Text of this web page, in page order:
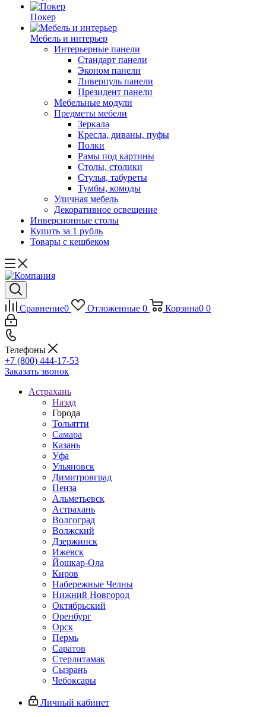
Покер
Мебель и интерьер
Интерьерные панели
Стандарт панели
Эконом панели
Ливерпуль панели
Президент панели
Мебельные модули
Предметы мебели
Зеркала
Кресла, диваны, пуфы
Полки
Рамы под картины
Столы, столики
Стулья, табуреты
Тумбы, комоды
Уличная мебель
Декоративное освещение
Инверсионные столы
Купить за 1 рубль
Товары с кешбеком
Сравнение0 Отложенные 0 Корзина0 0
Телефоны
+7 (800) 444-17-53
Заказать звонок
Астрахань
Назад
Города
Тольятти
Самара
Казань
Уфа
Ульяновск
Димитровград
Пенза
Альметьевск
Астрахань
Волгоград
Волжский
Дзержинск
Ижевск
Йошкар-Ола
Киров
Набережные Челны
Нижний Новгород
Октябрьский
Оренбург
Орск
Пермь
Саратов
Стерлитамак
Сызрань
Чебоксары
Личный кабинет